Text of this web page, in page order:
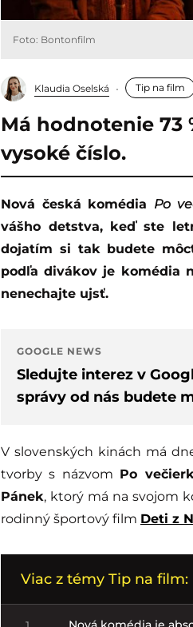
Foto: Bontonfilm
Klaudia Oselská Tip na film
Má hodnotenie 73
vysoké číslo.
Nová česká komédia Po
vášho detstva, keď ste
dojatím si tak budete
podľa divákov je komédia
nenechajte ujsť.
GOOGLE NEWS
Sledujte interez v
správy od nás budete
V slovenských kinách má
tvorby s názvom Po
Pánek, ktorý má na svojom
rodinný športový film Deti z
Viac z témy Tip na film: